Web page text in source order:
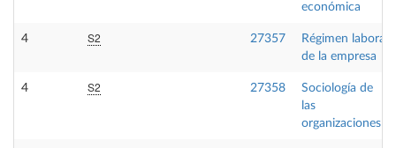
económica
4 S2 27357
Régimen laboral
de la empresa
4 S2 27358
Sociología de
las
organizaciones